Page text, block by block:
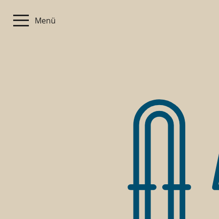
Menü